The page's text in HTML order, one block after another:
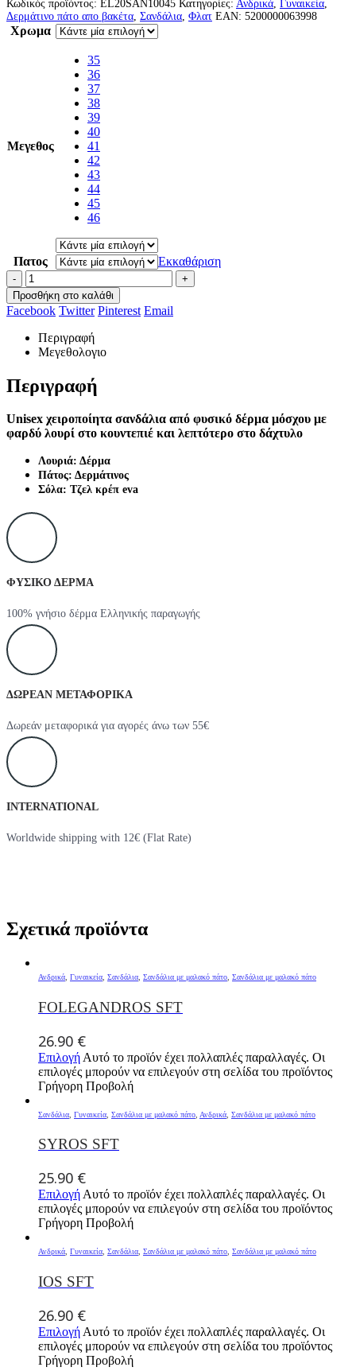
Κωδικός προϊόντος: EL20SAN10045 Κατηγορίες: Ανδρικά Γυναικεία
Δερμάτινο πάτο απο βακέτα Σανδάλια Φλατ EAN: 5200000063998
Χρωμα
Μεγεθος
35
36
37
38
39
40
41
42
43
44
45
46
Πατος Εκκαθάριση
-
+
Προσθήκη στο καλάθι
Facebook Twitter Pinterest Email
Περιγραφή
Μεγεθολογιο
Περιγραφή
Unisex χειροποίητα σανδάλια από φυσικό δέρμα μόσχου με
φαρδύ λουρί στο κουντεπιέ και λεπτότερο στο δάχτυλο
Λουριά: Δέρμα
Πάτος: Δερμάτινος
Σόλα: Τζελ κρέπ eva
ΦΥΣΙΚΟ ΔΕΡΜΑ
100% γνήσιο δέρμα Ελληνικής παραγωγής
ΔΩΡΕΑΝ ΜΕΤΑΦΟΡΙΚΑ
Δωρεάν μεταφορικά για αγορές άνω των 55€
INTERNATIONAL
Worldwide shipping with 12€ (Flat Rate)
Σχετικά προϊόντα
Ανδρικά, Γυναικεία, Σανδάλια, Σανδάλια με μαλακό πάτο, Σανδάλια με μαλακό πάτο
FOLEGANDROS SFT
26.90 €
Επιλογή Αυτό το προϊόν έχει πολλαπλές παραλλαγές. Οι
επιλογές μπορούν να επιλεγούν στη σελίδα του προϊόντος
Γρήγορη Προβολή
Σανδάλια Γυναικεία Σανδάλια με μαλακό πάτο Ανδρικά Σανδάλια με μαλακό πάτο
SYROS SFT
25.90 €
Επιλογή Αυτό το προϊόν έχει πολλαπλές παραλλαγές. Οι
επιλογές μπορούν να επιλεγούν στη σελίδα του προϊόντος
Γρήγορη Προβολή
Ανδρικά Γυναικεία Σανδάλια Σανδάλια με μαλακό πάτο Σανδάλια με μαλακό πάτο
IOS SFT
26.90 €
Επιλογή Αυτό το προϊόν έχει πολλαπλές παραλλαγές. Οι
επιλογές μπορούν να επιλεγούν στη σελίδα του προϊόντος
Γρήγορη Προβολή